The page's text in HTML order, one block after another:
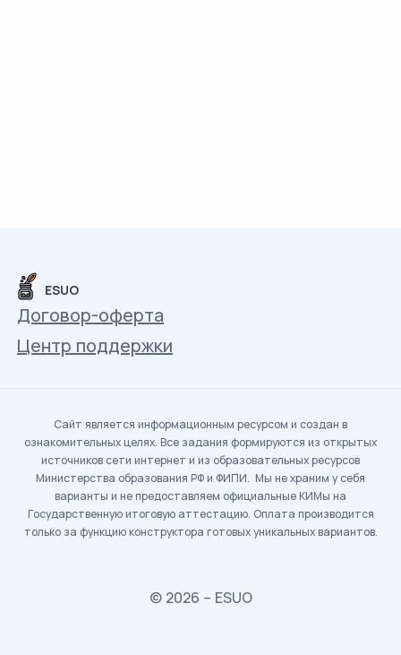
ESUO
Договор-оферта
Центр поддержки
Сайт является информационным ресурсом и создан в
ознакомительных целях. Все задания формируются из открытых
источников сети интернет и из образовательных ресурсов
Министерства образования РФ и ФИПИ. Мы не храним у себя
варианты и не предоставляем официальные КИМы на
Государственную итоговую аттестацию. Оплата производится
только за функцию конструктора готовых уникальных вариантов.
© 2026 – ESUO